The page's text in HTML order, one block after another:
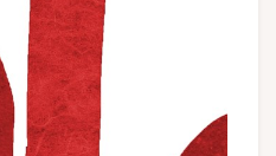
ons